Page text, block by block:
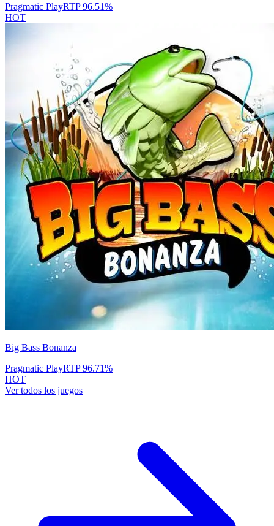
Pragmatic PlayRTP96.51%
HOT
Big Bass Bonanza
Pragmatic PlayRTP96.71%
HOT
Ver todos los juegos